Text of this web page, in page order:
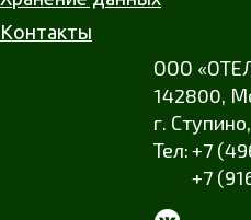
Контакты
ООО
142800,
г. Ступино,
+7
+7